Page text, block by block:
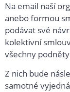
Na email naší
anebo formou
podávat své
kolektivní
všechny
Z nich bude
samotné